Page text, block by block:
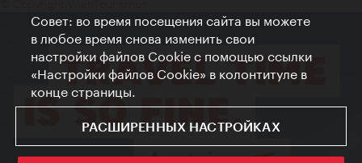
Совет: во время посещения сайта вы можете
в любое время снова изменить свои
настройки файлов Cookie с помощью ссылки
«Настройки файлов Cookie» в колонтитуле в
конце страницы.
РАСШИРЕННЫХ НАСТРОЙКАХ